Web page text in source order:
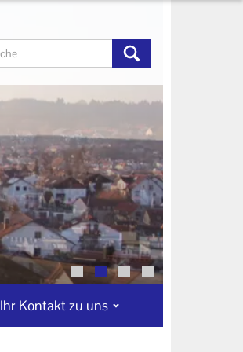
Ihr Kontakt zu uns